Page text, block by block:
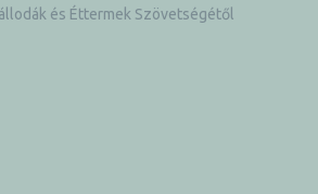
és Éttermek Szövetségétől